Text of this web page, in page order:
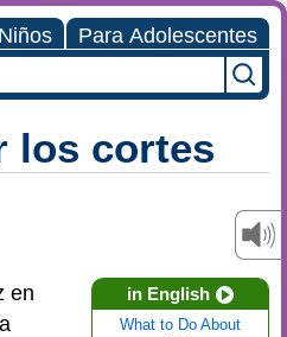
Para Adolescentes
los cortes
in English
What to Do About
en